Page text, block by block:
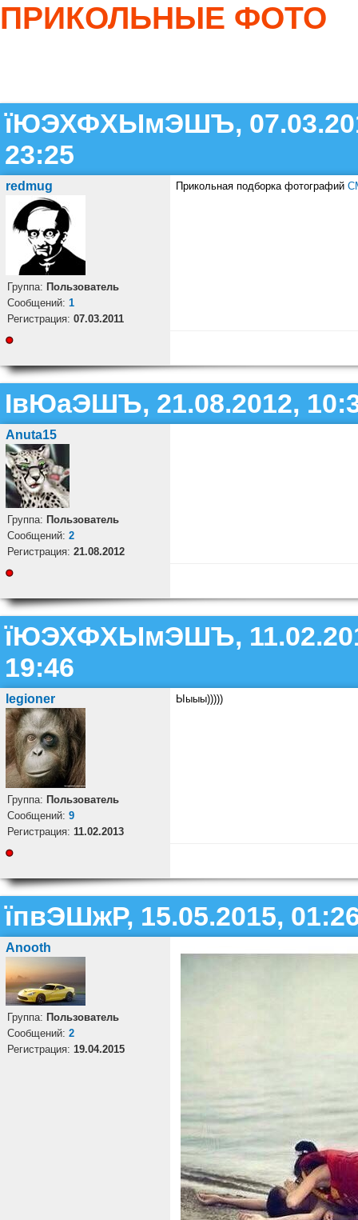
ПРИКОЛЬНЫЕ ФОТО
їЮЭХФХЫмЭШЪ,
23:25
redmug
Группа: Пользователь
Cообщений: 1
Регистрация: 07.03.2011
Прикольная подборка фотографий
ІвЮаЭШЪ, 21.08.2012,
Anuta15
Группа: Пользователь
Cообщений: 2
Регистрация: 21.08.2012
їЮЭХФХЫмЭШЪ,
19:46
legioner
Группа: Пользователь
Cообщений: 9
Регистрация: 11.02.2013
Ыыыы)))))
їпвЭШжР, 15.05.2015,
Anooth
Группа: Пользователь
Cообщений: 2
Регистрация: 19.04.2015